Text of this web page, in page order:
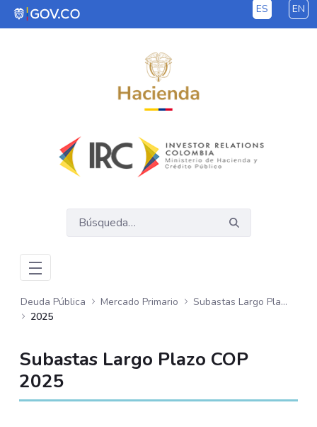
Saltar al contenido principal ES EN
Deuda Pública Mercado Primario
Subastas Largo Plazo - COP
2025
Subastas Largo Plazo COP
2025